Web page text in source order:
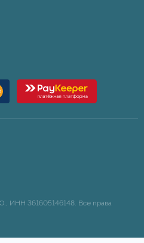
ИНН 361605146148. Все права